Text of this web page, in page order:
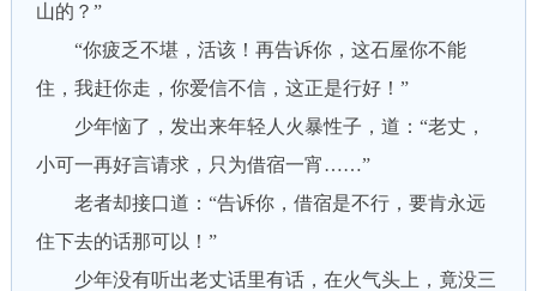
山的？”
“你疲乏不堪，活该！再告诉你，这石屋你不能
住，我赶你走，你爱信不信，这正是行好！”
少年恼了，发出来年轻人火暴性子，道：“老丈，
小可一再好言请求，只为借宿一宵……”
老者却接口道：“告诉你，借宿是不行，要肯永远
住下去的话那可以！”
少年没有听出老丈话里有话，在火气头上，竟没三